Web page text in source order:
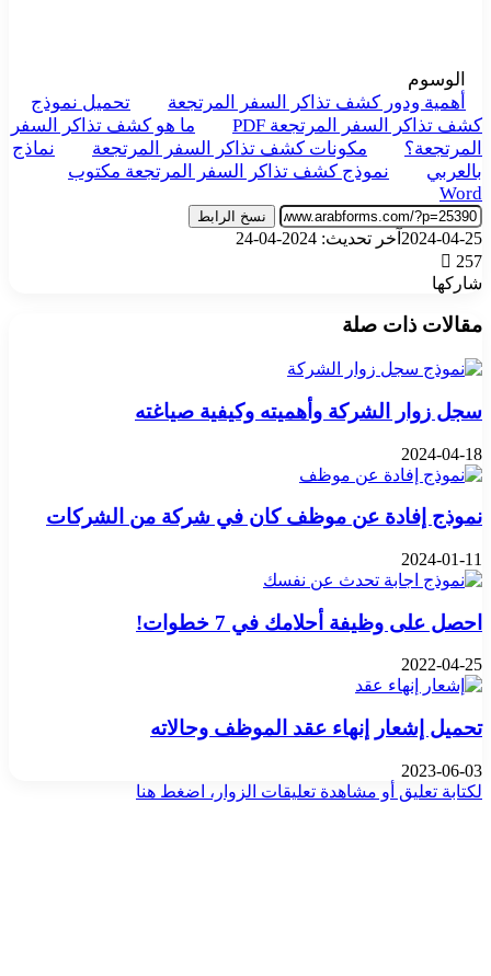
الوسوم
أهمية ودور كشف تذاكر السفر المرتجعة
تحميل نموذج
كشف تذاكر السفر المرتجعة PDF
ما هو كشف تذاكر السفر
المرتجعة؟
مكونات كشف تذاكر السفر المرتجعة
نماذج
بالعربي
نموذج كشف تذاكر السفر المرتجعة مكتوب
Word
نسخ الرابط
2024-04-25 آخر تحديث: 2024-04-24
257
شاركها
مقالات ذات صلة
سجل زوار الشركة وأهميته وكيفية صياغته
2024-04-18
نموذج إفادة عن موظف كان في شركة من الشركات
2024-01-11
احصل على وظيفة أحلامك في 7 خطوات!
2022-04-25
تحميل إشعار إنهاء عقد الموظف وحالاته
2023-06-03
لكتابة تعليق أو مشاهدة تعليقات الزوار، اضغط هنا